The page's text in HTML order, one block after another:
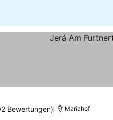
Bewertungen) Mariahof